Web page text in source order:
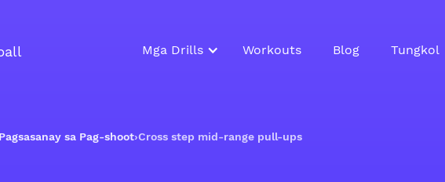
Mga Drills Workouts Blog Tungkol
Pagsasanay sa Pag-shoot›Cross step mid-range pull-ups